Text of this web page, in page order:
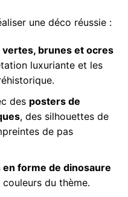
une déco réussie :
brunes et ocres
luxuriante et les
des posters de
, des silhouettes de
de pas
en forme de dinosaure
du thème.